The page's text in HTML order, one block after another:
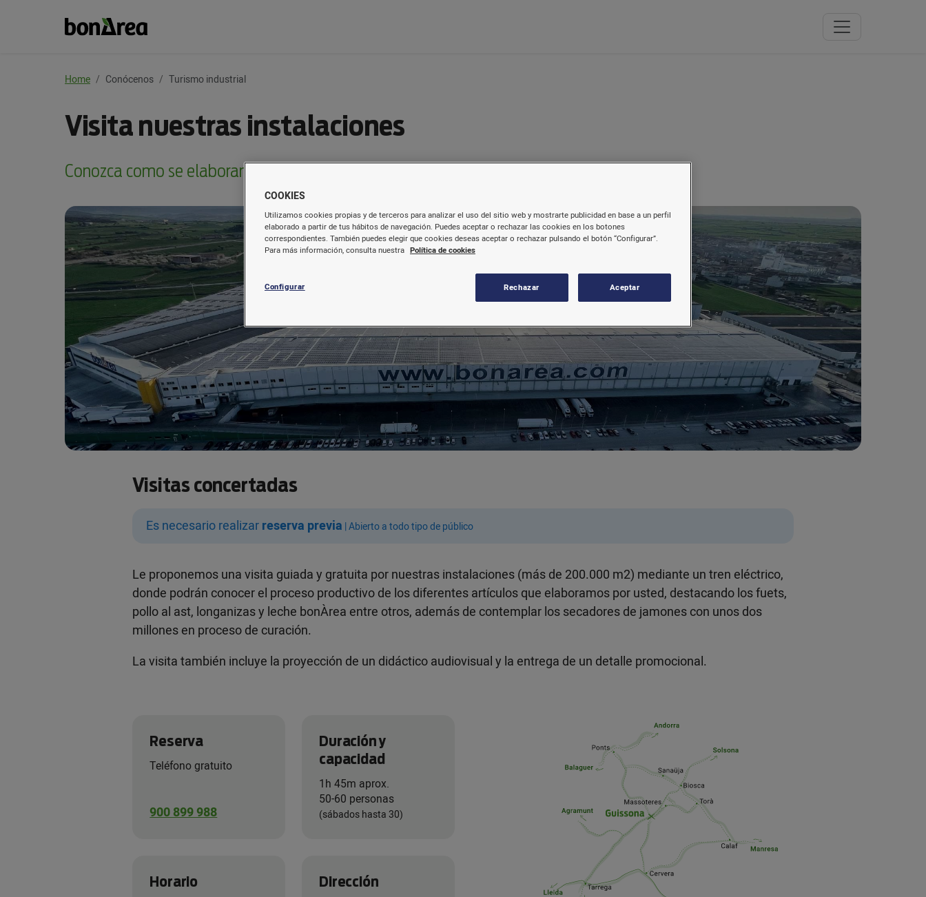
Home Conócenos Turismo industrial
Visita nuestras instalaciones
Conozca como se elaboran los productos cárnicos que consumimos a diario.
Visitas concertadas
Es necesario realizarreserva previa | Abierto a todo tipo de público
Le proponemos una visita guiada y gratuita por nuestras instalaciones (más de 200.000 m2) mediante un tren eléctrico,
donde podrán conocer el proceso productivo de los diferentes artículos que elaboramos por usted, destacando los fuets,
pollo al ast, longanizas y leche bonÀrea entre otros, además de contemplar los secadores de jamones con unos dos
millones en proceso de curación.
La visita también incluye la proyección de un didáctico audiovisual y la entrega de un detalle promocional.
Reserva
Teléfono gratuito
900 899 988
Duración y
capacidad
1h 45m aprox.
50-60 personas
(sábados hasta 30)
Horario Dirección
COOKIES
Utilizamos cookies propias y de terceros para analizar el uso del sitio web y mostrarte publicidad en base a un perfil
elaborado a partir de tus hábitos de navegación. Puedes aceptar o rechazar las cookies en los botones
correspondientes. También puedes elegir que cookies deseas aceptar o rechazar pulsando el botón “Configurar”.
Para más información, consulta nuestra Política de cookies
Configurar Rechazar Aceptar